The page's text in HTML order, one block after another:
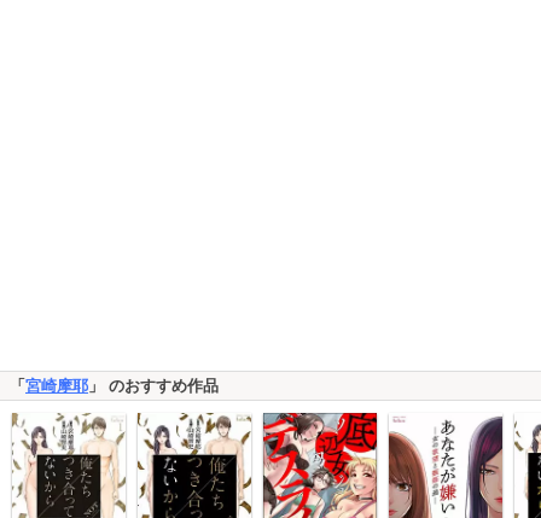
「 宮崎摩耶 」 のおすすめ作品